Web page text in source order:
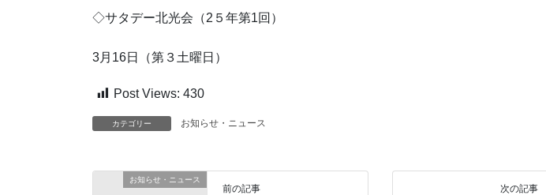
◇サタデー北光会（2５年第1回）
3月16日（第３土曜日）
Post Views: 430
カテゴリー お知らせ・ニュース
お知らせ・ニュース
前の記事 次の記事